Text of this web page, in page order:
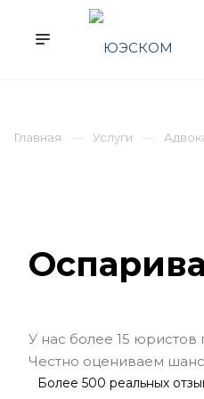
Главная Услуги
У нас более 15
Честно оцениваем
Более 500 реальных